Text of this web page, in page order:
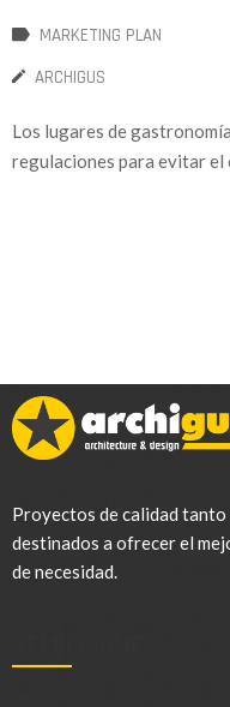
MARKETING PLAN
ARCHIGUS
Los lugares de
regulaciones para evitar
Proyectos de calidad
destinados a ofrecer el
de necesidad.